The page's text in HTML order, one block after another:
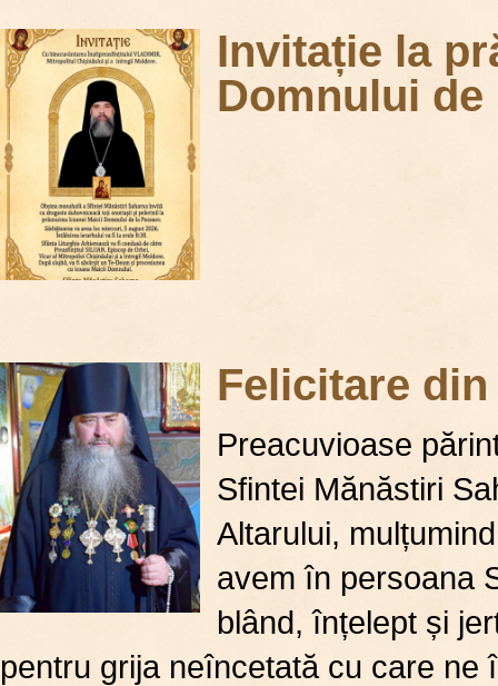
Invitație la
Domnului de
Felicitare
Preacuvioase
Sfintei Mănăstiri
Altarului,
avem în persoana
blând, înțelept și
pentru grija neîncetată cu care ne